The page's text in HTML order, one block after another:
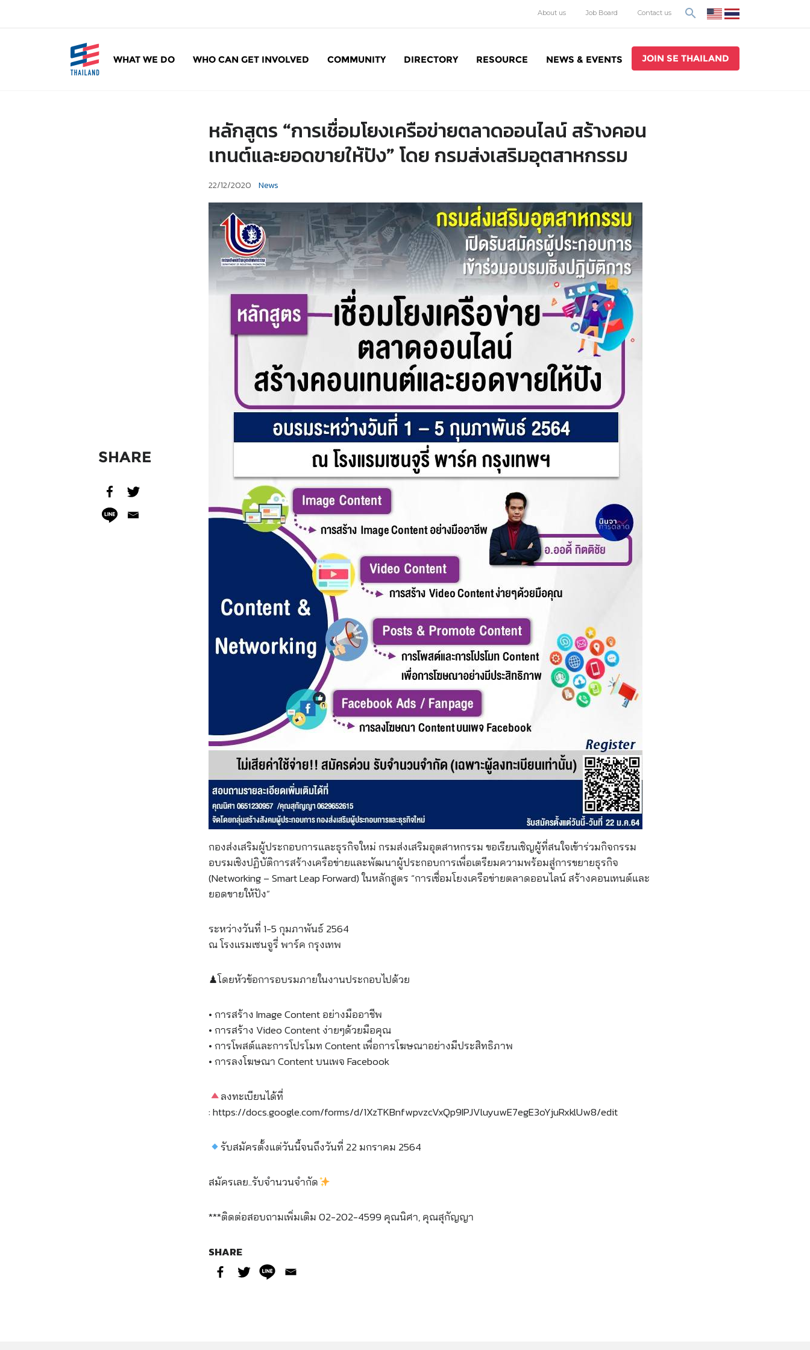
About us Job Board Contact us search
WHAT WE DO WHO CAN GET INVOLVED COMMUNITY DIRECTORY RESOURCE NEWS & EVENTS JOIN SE THAILAND
SHARE
หลักสูตร “การเชื่อมโยงเครือข่ายตลาดออนไลน์ สร้างคอน
เทนต์และยอดขายให้ปัง” โดย กรมส่งเสริมอุตสาหกรรม
22/12/2020 News
กองส่งเสริมผู้ประกอบการและธุรกิจใหม่ กรมส่งเสริมอุตสาหกรรม ขอเรียนเชิญผู้ที่สนใจเข้าร่วมกิจกรรม
อบรมเชิงปฏิบัติการสร้างเครือข่ายและพัฒนาผู้ประกอบการเพื่อเตรียมความพร้อมสู่การขยายธุรกิจ
(Networking – Smart Leap Forward) ในหลักสูตร “การเชื่อมโยงเครือข่ายตลาดออนไลน์ สร้างคอนเทนต์และ
ยอดขายให้ปัง”
ระหว่างวันที่ 1-5 กุมภาพันธ์ 2564
ณ โรงแรมเซนจูรี่ พาร์ค กรุงเทพ
♟โดยหัวข้อการอบรมภายในงานประกอบไปด้วย
• การสร้าง Image Content อย่างมืออาชีพ
• การสร้าง Video Content ง่ายๆด้วยมือคุณ
• การโพสต์และการโปรโมท Content เพื่อการโฆษณาอย่างมีประสิทธิภาพ
• การลงโฆษณา Content บนเพจ Facebook
ลงทะเบียนได้ที่
: https://docs.google.com/forms/d/1XzTKBnfwpvzcVxQp9IPJVluyuwE7egE3oYjuRxklUw8/edit
รับสมัครตั้งแต่วันนี้จนถึงวันที่ 22 มกราคม 2564
สมัครเลย..รับจำนวนจำกัด
***ติดต่อสอบถามเพิ่มเติม 02-202-4599 คุณนิศา, คุณสุกัญญา
SHARE